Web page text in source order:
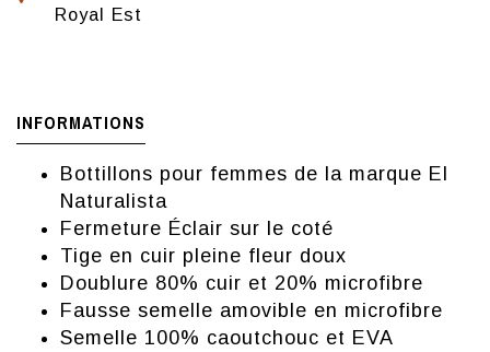
Royal Est
INFORMATIONS
Bottillons pour femmes de la marque El
Naturalista
Fermeture Éclair sur le coté
Tige en cuir pleine fleur doux
Doublure 80% cuir et 20% microfibre
Fausse semelle amovible en microfibre
Semelle 100% caoutchouc et EVA